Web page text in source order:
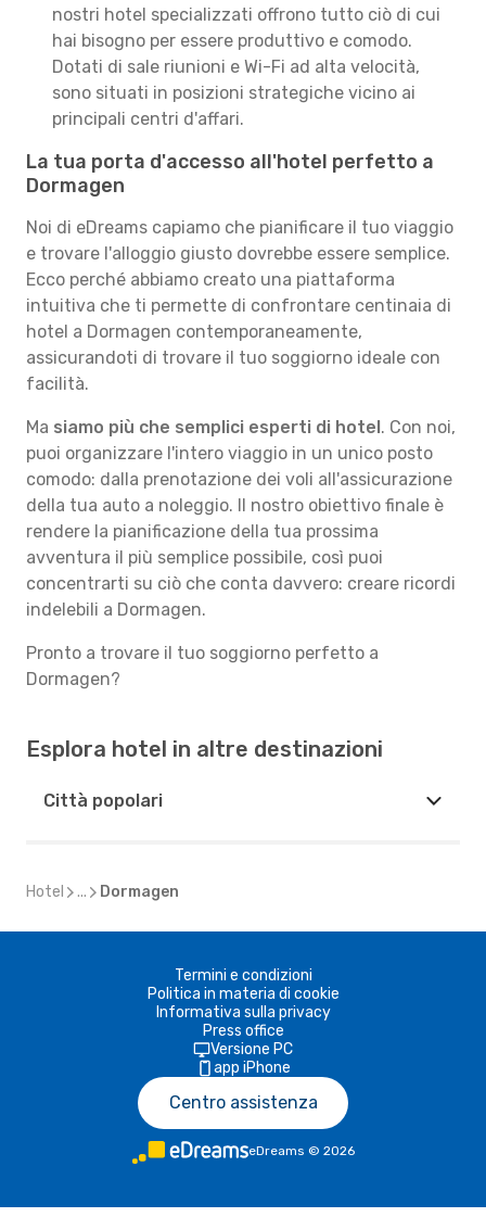
nostri hotel specializzati offrono tutto ciò di cui
hai bisogno per essere produttivo e comodo.
Dotati di sale riunioni e Wi-Fi ad alta velocità,
sono situati in posizioni strategiche vicino ai
principali centri d'affari.
La tua porta d'accesso all'hotel perfetto a
Dormagen
Noi di eDreams capiamo che pianificare il tuo viaggio
e trovare l'alloggio giusto dovrebbe essere semplice.
Ecco perché abbiamo creato una piattaforma
intuitiva che ti permette di confrontare centinaia di
hotel a Dormagen contemporaneamente,
assicurandoti di trovare il tuo soggiorno ideale con
facilità.
Ma siamo più che semplici esperti di hotel. Con noi,
puoi organizzare l'intero viaggio in un unico posto
comodo: dalla prenotazione dei voli all'assicurazione
della tua auto a noleggio. Il nostro obiettivo finale è
rendere la pianificazione della tua prossima
avventura il più semplice possibile, così puoi
concentrarti su ciò che conta davvero: creare ricordi
indelebili a Dormagen.
Pronto a trovare il tuo soggiorno perfetto a
Dormagen?
Esplora hotel in altre destinazioni
Città popolari
Hotel ... Dormagen
Termini e condizioni
Politica in materia di cookie
Informativa sulla privacy
Press office
Versione PC
app iPhone
Centro assistenza
eDreams © 2026